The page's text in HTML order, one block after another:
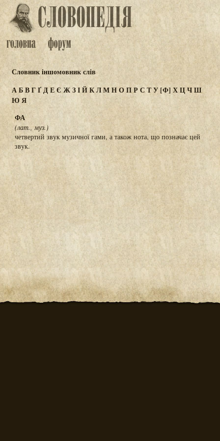
Словник іншомовник слів
АБВГҐДЕЄ ЖЗІЙКЛМНОПР СТУ[Ф] ХЦЧШ
Ю Я
ФА
(лат., муз.)
четвертий звук музичної гами, а також нота, що позначає цей
звук.